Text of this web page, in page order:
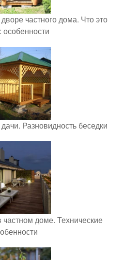
частного дома. Что это
особенности
Разновидность беседки
доме. Технические